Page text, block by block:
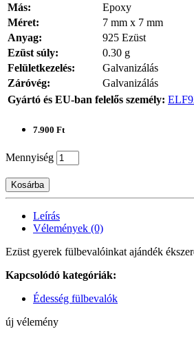
Más:
Epoxy
Méret:
7 mm x 7 mm
Anyag:
925 Ezüst
Ezüst súly:
0.30 g
Felületkezelés:
Galvanizálás
Záróvég:
Galvanizálás
Gyártó és EU-ban felelős személy:
7.900 Ft
Mennyiség
Kosárba
Leírás
Vélemények (0)
Ezüst gyerek fülbevalóinkat ajándék
Kapcsolódó kategóriák:
Édesség fülbevalók
új vélemény